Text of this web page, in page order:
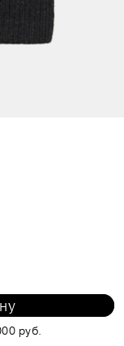
руб.